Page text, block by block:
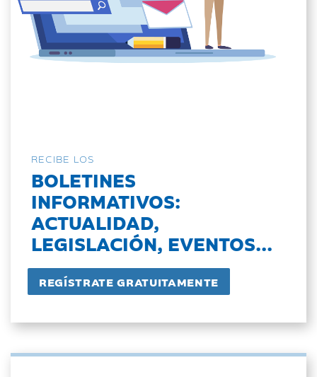
RECIBE LOS
BOLETINES
INFORMATIVOS:
ACTUALIDAD,
LEGISLACIÓN, EVENTOS...